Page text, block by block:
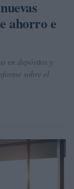
ahorro e
en depósitos y
sobre el